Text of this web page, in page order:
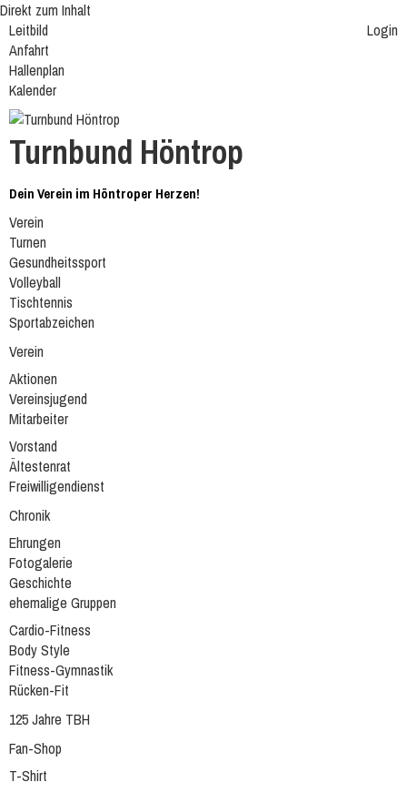
Direkt zum Inhalt
Login
Leitbild
Anfahrt
Hallenplan
Kalender
Turnbund Höntrop
Dein Verein im Höntroper Herzen!
Verein
Turnen
Gesundheitssport
Volleyball
Tischtennis
Sportabzeichen
Verein
Aktionen
Vereinsjugend
Mitarbeiter
Vorstand
Ältestenrat
Freiwilligendienst
Chronik
Ehrungen
Fotogalerie
Geschichte
ehemalige Gruppen
Cardio-Fitness
Body Style
Fitness-Gymnastik
Rücken-Fit
125 Jahre TBH
Fan-Shop
T-Shirt